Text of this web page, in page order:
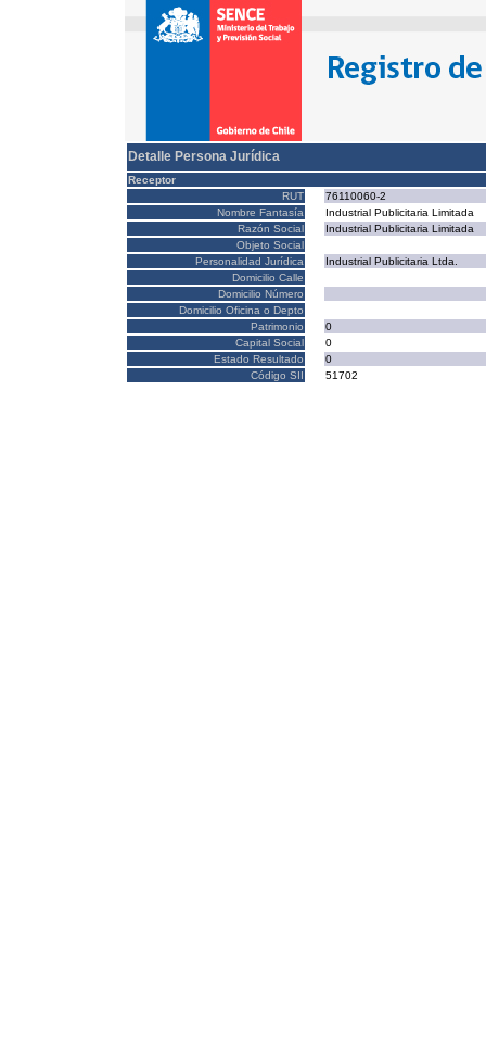
Detalle Persona Jurídica
Receptor
RUT
76110060-2
Nombre Fantasía
Industrial Publicitaria Limitada
Razón Social
Industrial Publicitaria Limitada
Objeto Social
Personalidad Jurídica
Industrial Publicitaria Ltda.
Domicilio Calle
Domicilio Número
Domicilio Oficina o Depto
Patrimonio
0
Capital Social
0
Estado Resultado
0
Código SII
51702